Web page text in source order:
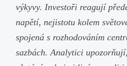
výkyvy. Investoři reagují
napětí, nejistotu kolem
spojená s rozhodováním
sazbách. Analytici